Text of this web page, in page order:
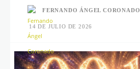
FERNANDO ÁNGEL CORONADO
14 DE JULIO DE 2026